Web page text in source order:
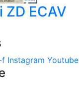
ECAV
f Instagram Youtube